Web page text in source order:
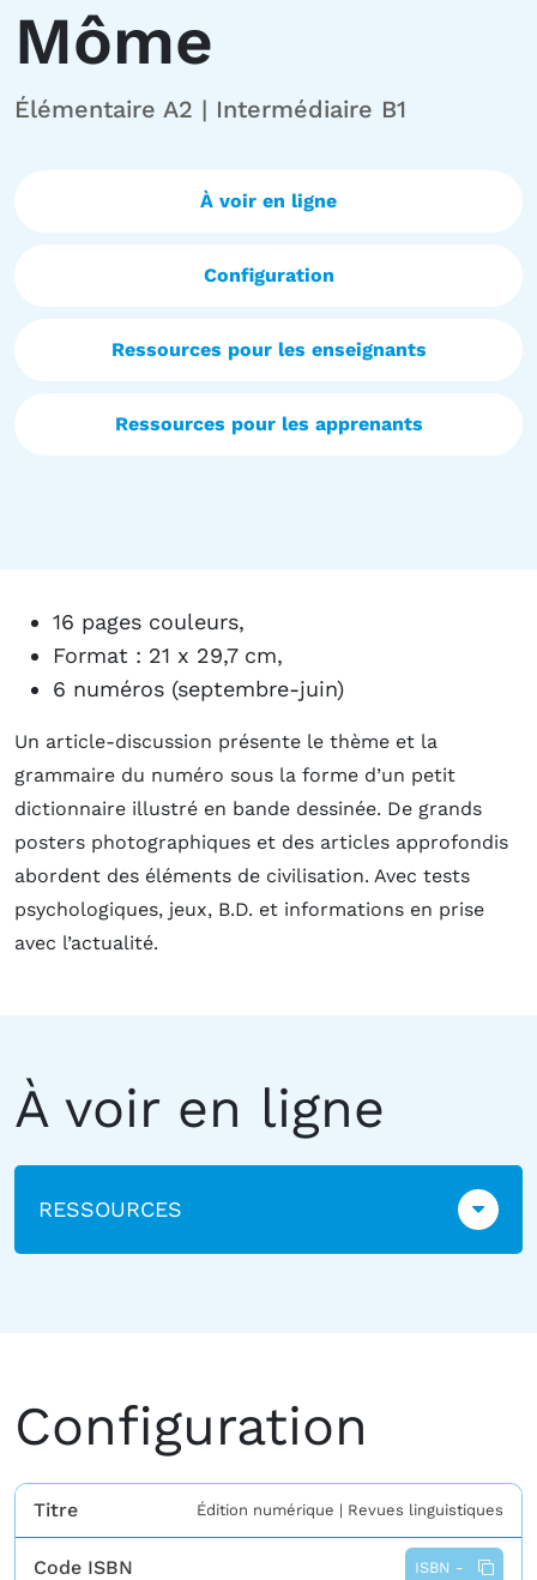
Môme
Élémentaire A2 | Intermédiaire B1
À voir en ligne
Configuration
Ressources pour les enseignants
Ressources pour les apprenants
16 pages couleurs,
Format : 21 x 29,7 cm,
6 numéros (septembre-juin)
Un article-discussion présente le thème et la
grammaire du numéro sous la forme d’un petit
dictionnaire illustré en bande dessinée. De grands
posters photographiques et des articles approfondis
abordent des éléments de civilisation. Avec tests
psychologiques, jeux, B.D. et informations en prise
avec l’actualité.
À voir en ligne
RESSOURCES
Configuration
Titre Édition numérique | Revues linguistiques
Code ISBN ISBN -